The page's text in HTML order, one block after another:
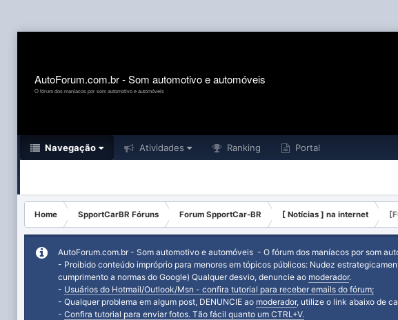
AutoForum.com.br - Som automotivo e automóveis
O fórum dos maníacos por som automotivo e automóveis
Navegação Atividades Ranking Portal
Home SpportCarBR Fóruns Forum SpportCar-BR [ Notícias ] na internet
AutoForum.com.br - Som automotivo e automóveis - O fórum dos maníacos por som
- Proibido conteúdo impróprio para menores em tópicos públicos: Nudez
cumprimento a normas do Google) Qualquer desvio, denuncie ao moderador.
- Usuários do Hotmail/Outlook/Msn - confira tutorial para receber emails do fórum;
- Qualquer problema em algum post, DENUNCIE ao moderador, utilize o link abaixo de
- Confira tutorial para enviar fotos. Tão fácil quanto um CTRL+V.